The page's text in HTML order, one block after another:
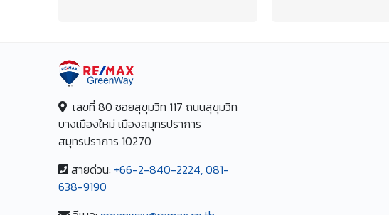
เลขที่ 80 ซอยสุขุมวิท 117 ถนนสุขุมวิท
บางเมืองใหม่ เมืองสมุทรปราการ
สมุทรปราการ 10270
สายด่วน: +66-2-840-2224, 081-
638-9190